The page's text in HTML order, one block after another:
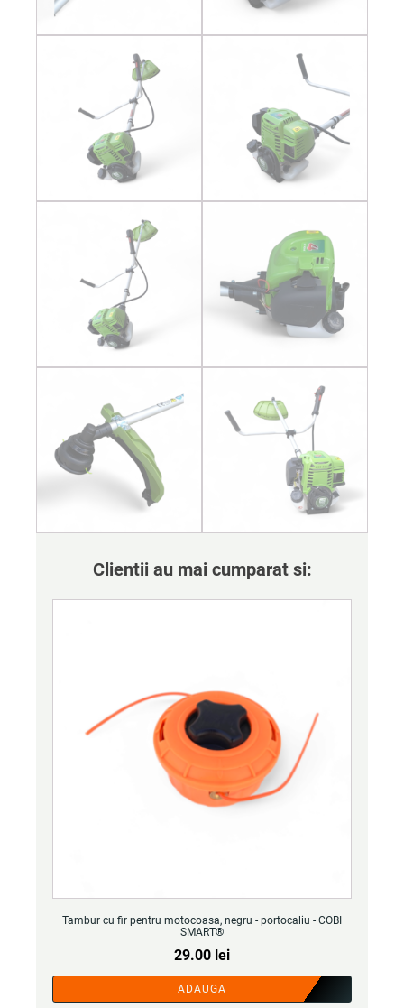
Clientii au mai cumparat si:
Tambur cu fir pentru motocoasa, negru - portocaliu - COBI
SMART®
29.00 lei
ADAUGA